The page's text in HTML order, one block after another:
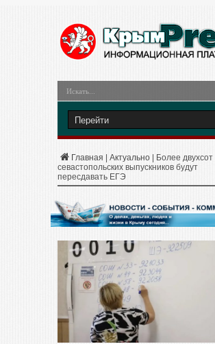
Главная Актуально
Более двухсот
севастопольских выпускников будут
пересдавать ЕГЭ